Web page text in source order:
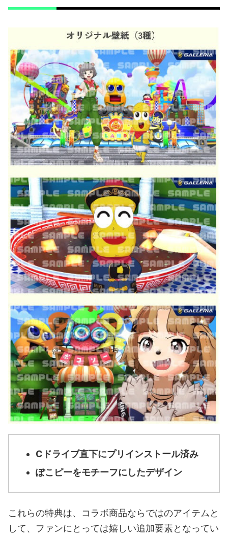
Cドライブ直下にプリインストール済み
ぽこピーをモチーフにしたデザイン
これらの特典は、コラボ商品ならではのアイテムと
して、ファンにとっては嬉しい追加要素となってい